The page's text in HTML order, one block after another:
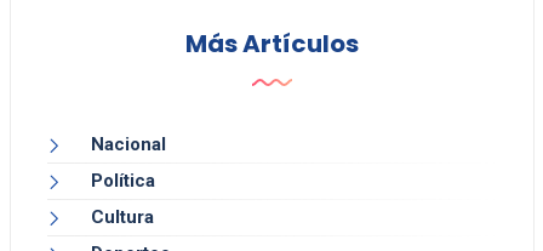
Más Artículos
Nacional
Política
Cultura